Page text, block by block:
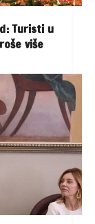
Turisti u
više